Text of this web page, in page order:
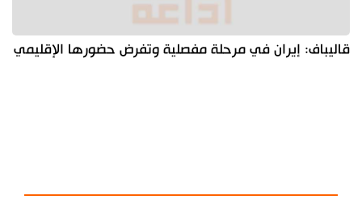
قاليباف: إيران في مرحلة مفصلية وتفرض حضورها الإقليمي